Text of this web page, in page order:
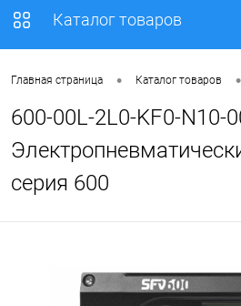
Каталог товаров
Главная страница • Каталог товаров •
600-00L-2L0-KF0-N10-
серия 600